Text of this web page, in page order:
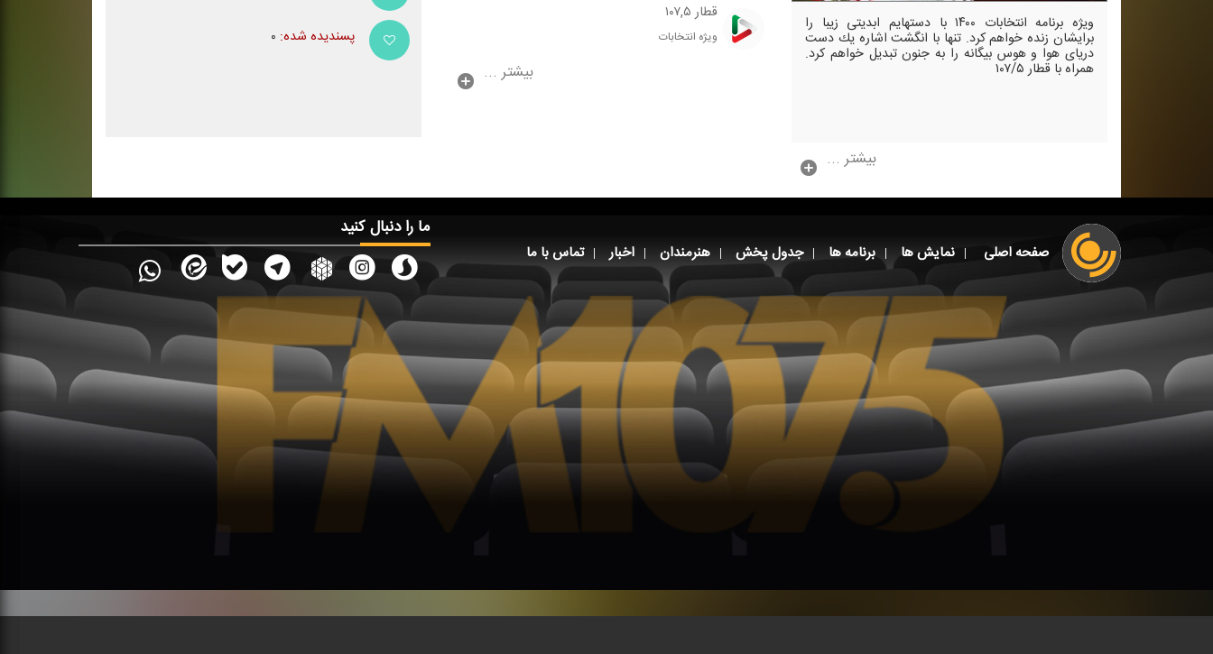
ویژه برنامه انتخابات ۱۴۰۰ با دستهایم ابدیتی زیبا را
برایشان زنده خواهم كرد. تنها با انگشت اشاره یك دست
دریای هوا و هوس بیگانه را به جنون تبدیل خواهم كرد.
همراه با قطار ۱۰۷/۵
بیشتر ...
قطار ۱۰۷,۵
ویژه انتخابات
بیشتر ...
پسندیده شده:
صفحه اصلی نمایش ها برنامه ها جدول پخش هنرمندان اخبار تماس با ما
ما را دنبال کنید